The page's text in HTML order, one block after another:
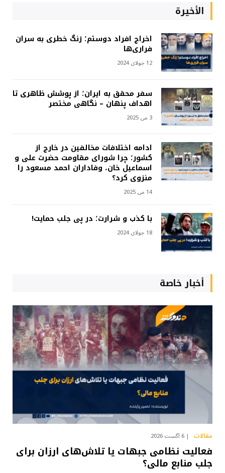
الأخيرة
اخراج افراد دوستم؛ زنگ خطری به سران
فراری‌ها
12 جولای 2024
سفر محقق به ایران؛ از پوشش ظاهری تا
اهداف پنهان – نگاهی مختصر
3 می 2025
ادامه اختلافات مخالفین در خارج از
کشور؛ چرا شورای مقاومت حضرت علی و
اسماعیل خان، وفاداران احمد مسعود را
منزوی کرد؟
14 می 2025
با کذب و شرارت؛ در پی جلب حمایت!
18 جولای 2024
أخبار خاصة
مقالات 6 آگست 2026
فعالیت نظامی جبهات یا تلاش‌های ارزان برای
جلب منابع مالی؟